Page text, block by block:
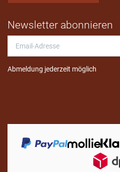
Newsletter abonnieren
Adresse
Abmeldung jederzeit möglich